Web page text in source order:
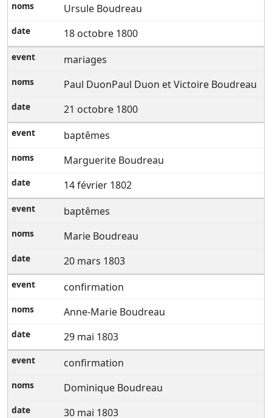
Ursule Boudreau
18 octobre 1800
mariages
Paul DuonPaul Duon et Victoire Boudreau
21 octobre 1800
baptêmes
Marguerite Boudreau
14 février 1802
baptêmes
Marie Boudreau
20 mars 1803
confirmation
Anne-Marie Boudreau
29 mai 1803
confirmation
Dominique Boudreau
30 mai 1803